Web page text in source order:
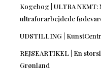
Kogebog | ULTRA NEMT:
ultraforarbejdede
UDSTILLING |
REJSEARTIKEL | En
Grønland